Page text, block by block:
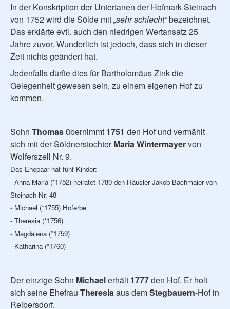
In der Konskription der Untertanen der Hofmark Steinach
von 1752 wird die Sölde mit„sehr schlecht“bezeichnet.
Das erklärte evtl. auch den niedrigen Wertansatz 25
Jahre zuvor. Wunderlich ist jedoch, dass sich in dieser
Zeit nichts geändert hat.
Jedenfalls dürfte dies für Bartholomäus Zink die
Gelegenheit gewesen sein, zu einem eigenen Hof zu
kommen.
Sohn Thomas übernimmt 1751 den Hof und vermählt
sich mit der SöldnerstochterMaria Wintermayervon
Wolferszell Nr. 9.
Das Ehepaar hat fünf Kinder:
- Anna Maria (*1752) heiratet 1780 den Häusler Jakob Bachmaier von
Steinach Nr. 48
- Michael (*1755) Hoferbe
- Theresia (*1756)
- Magdalena (*1759)
- Katharina (*1760)
Der einzige Sohn Michaelerhält 1777den Hof. Er holt
sich seine Ehefrau Theresiaaus demStegbauern-Hof in
Reibersdorf.